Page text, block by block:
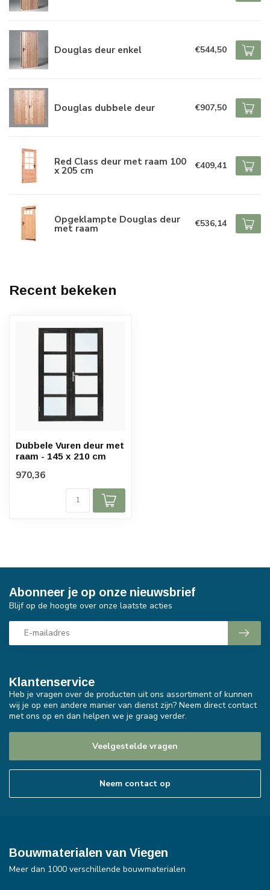
Douglas deur enkel €544,50
Douglas dubbele deur €907,50
Red Class deur met raam 100
x 205 cm €409,41
Opgeklampte Douglas deur
met raam €536,14
Recent bekeken
Dubbele Vuren deur met
raam - 145 x 210 cm
970,36
Klantenservice
Heb je vragen over de producten uit ons assortiment of kunnen
wij je op een andere manier van dienst zijn? Neem direct contact
met ons op en dan helpen we je graag verder.
Veelgestelde vragen
Neem contact op
Abonneer je op onze nieuwsbrief
Blijf op de hoogte over onze laatste acties
Bouwmaterialen van Viegen
Meer dan 1000 verschillende bouwmaterialen